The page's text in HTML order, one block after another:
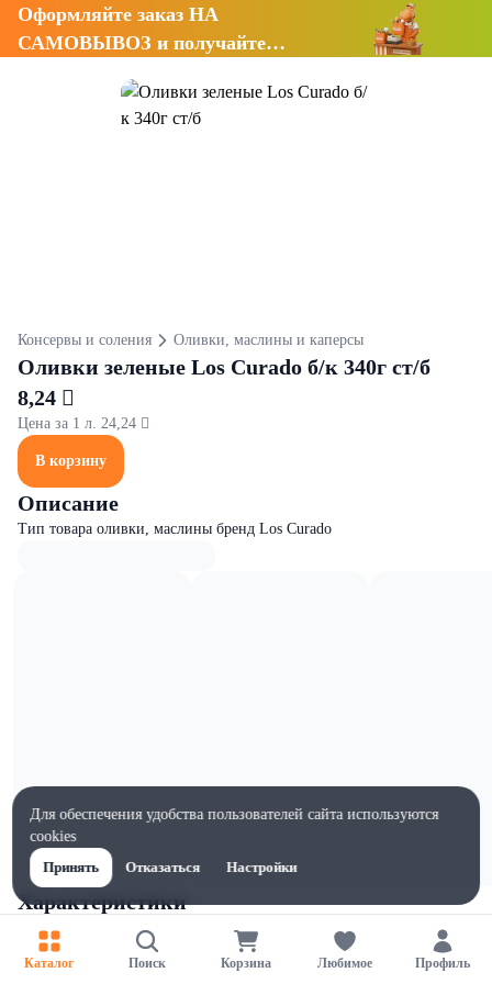
Оформляйте заказ НА
САМОВЫВОЗ и получайте
Консервы и соления Оливки, маслины и каперсы
Оливки зеленые Los Curado б/к 340г ст/б
8,24 
Цена за 1 л. 24,24 
В корзину
Описание
Тип товара оливки, маслины бренд Los Curado
Характеристики
Ширина, мм
Каталог Поиск Корзина Любимое Профиль
Для обеспечения удобства пользователей сайта используются
cookies
Принять
Отказаться Настройки